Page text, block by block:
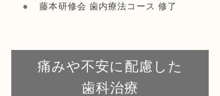
藤本研修会 歯内療法コース 修了
痛みや不安に配慮した
歯科治療